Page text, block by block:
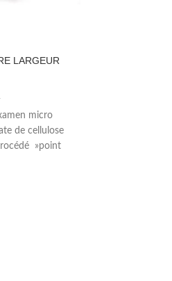
LARGEUR
micro
de cellulose
»point